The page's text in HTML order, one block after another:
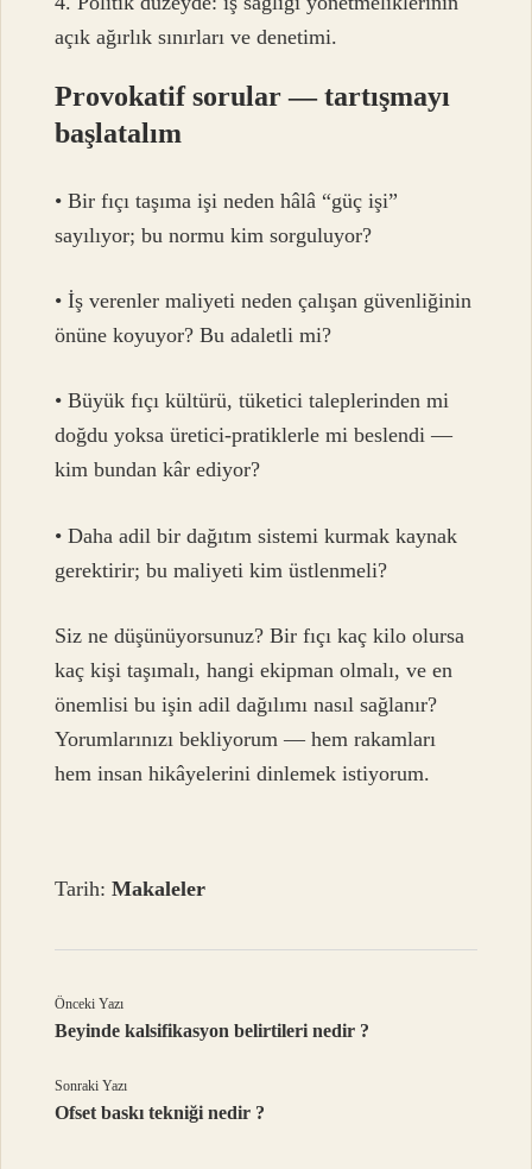
açık ağırlık sınırları ve denetimi.
Provokatif sorular — tartışmayı
başlatalım
• Bir fıçı taşıma işi neden hâlâ “güç işi”
sayılıyor; bu normu kim sorguluyor?
• İş verenler maliyeti neden çalışan güvenliğinin
önüne koyuyor? Bu adaletli mi?
• Büyük fıçı kültürü, tüketici taleplerinden mi
doğdu yoksa üretici-pratiklerle mi beslendi —
kim bundan kâr ediyor?
• Daha adil bir dağıtım sistemi kurmak kaynak
gerektirir; bu maliyeti kim üstlenmeli?
Siz ne düşünüyorsunuz? Bir fıçı kaç kilo olursa
kaç kişi taşımalı, hangi ekipman olmalı, ve en
önemlisi bu işin adil dağılımı nasıl sağlanır?
Yorumlarınızı bekliyorum — hem rakamları
hem insan hikâyelerini dinlemek istiyorum.
Tarih:Makaleler
Önceki Yazı
Beyinde kalsifikasyon belirtileri nedir ?
Sonraki Yazı
Ofset baskı tekniği nedir ?